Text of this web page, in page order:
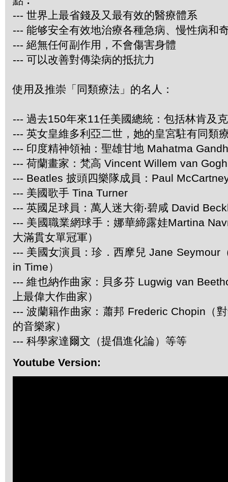
--- 世界上最省錢及又最有效的醫療體系
--- 能够安全有效地治療各種急病、慢性病和
--- 絕無任何副作用，不會傷害身體
--- 可以改善對傳染病的抵抗力
使用及推崇「同類療法」的名人：
--- 過去150年來11任美國總統：包括林肯及
--- 英女皇維多利亞二世，她的皇宮駐有同類
--- 印度精神領袖：聖雄甘地 Mahatma
--- 荷蘭畫家：梵高 Vincent Willem van Gogh
--- Beatles 披頭四樂隊成員：Paul
--- 美國歌手 Tina Turner
--- 英國足球員：萬人迷大衛‧碧咸 David
--- 美國職業網球手：娜華締露娃Martina
大滿貫女單冠軍）
--- 美國女演員：珍．西摩兒 Jane Seymour
in Time）
--- 維也納作曲家：貝多芬 Lugwig van
上最偉大作曲家）
--- 波蘭籍作曲家：蕭邦 Frederic Chopin（
的音樂家）
--- 科學家達爾文（提倡進化論）等等
Youtube Version: